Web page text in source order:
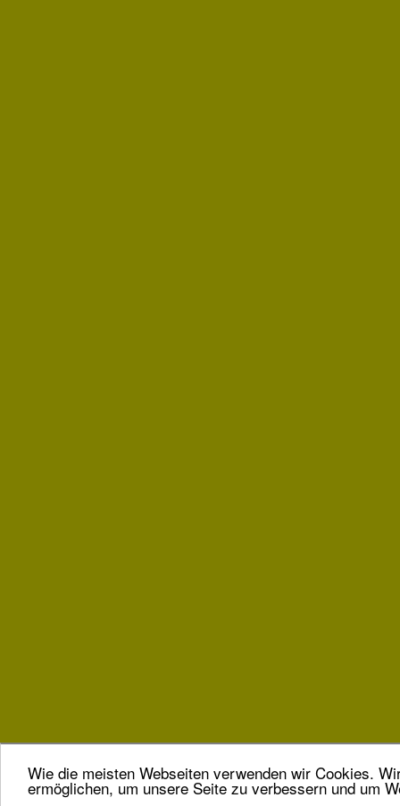
Wie die meisten Webseiten verwenden wir Cookies.
ermöglichen, um unsere Seite zu verbessern und um